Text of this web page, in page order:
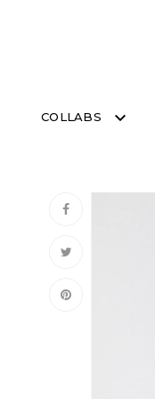
COLLABS